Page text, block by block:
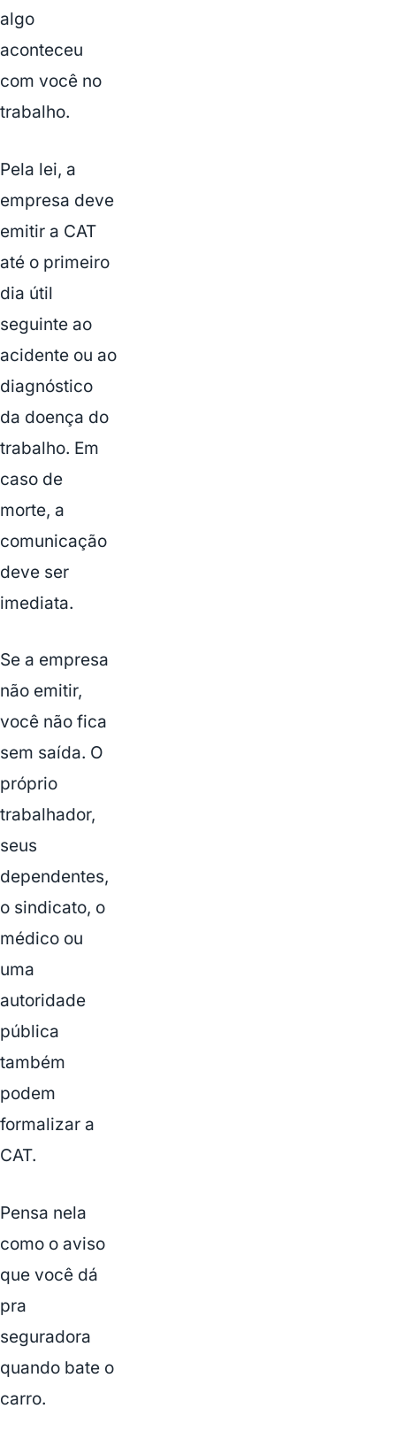
algo
aconteceu
com você no
trabalho.
Pela lei, a
empresa deve
emitir a CAT
até o primeiro
dia útil
seguinte ao
acidente ou ao
diagnóstico
da doença do
trabalho. Em
caso de
morte, a
comunicação
deve ser
imediata.
Se a empresa
não emitir,
você não fica
sem saída. O
próprio
trabalhador,
seus
dependentes,
o sindicato, o
médico ou
uma
autoridade
pública
também
podem
formalizar a
CAT.
Pensa nela
como o aviso
que você dá
pra
seguradora
quando bate o
carro.